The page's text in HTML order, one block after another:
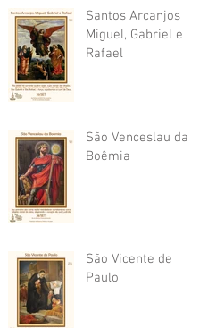
Santos Arcanjos
Miguel, Gabriel e
Rafael
São Venceslau da
Boêmia
São Vicente de
Paulo